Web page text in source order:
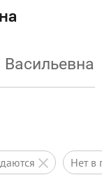
Васильевна
нет